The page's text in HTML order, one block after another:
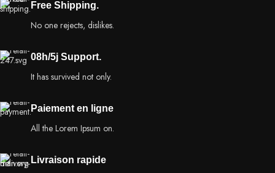
Free Shipping.
No one rejects, dislikes.
08h/5j Support.
It has survived not only.
Paiement en ligne
All the Lorem Ipsum on.
Livraison rapide